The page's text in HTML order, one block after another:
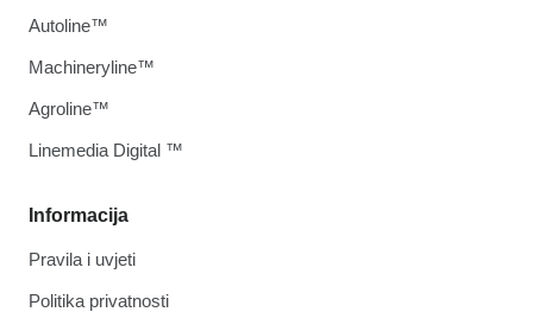
Informacija
Pravila i uvjeti
Politika privatnosti
Autoline™
Machineryline™
Agroline™
Linemedia Digital ™